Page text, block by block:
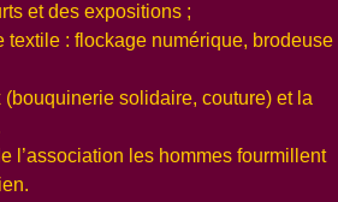
et des expositions ;
: flockage numérique, brodeuse
solidaire, couture) et la
l’association les hommes fourmillent